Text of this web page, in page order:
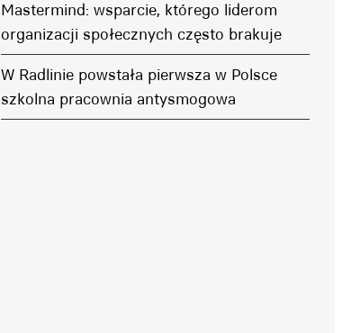
Mastermind: wsparcie, którego liderom
organizacji społecznych często brakuje
W Radlinie powstała pierwsza w Polsce
szkolna pracownia antysmogowa